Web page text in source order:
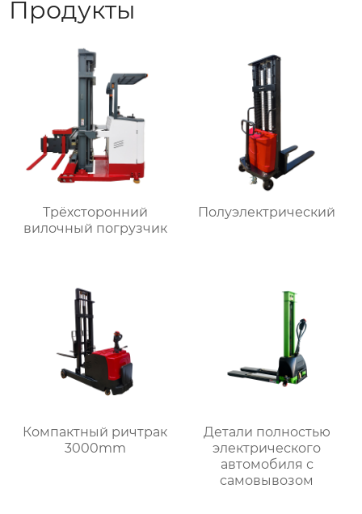
Продукты
Трёхсторонний
вилочный погрузчик
Полуэлектрический
Компактный ричтрак
3000mm
Детали полностью
электрического
автомобиля с
самовывозом